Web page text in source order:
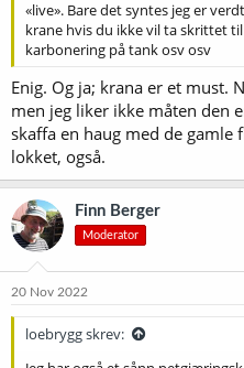
«live». Bare det syntes jeg er
krane hvis du ikke vil ta skrittet
karbonering på tank osv osv
Enig. Og ja; krana er et must.
men jeg liker ikke måten den
skaffa en haug med de
lokket, også.
Finn Berger
Moderator
20 Nov 2022
loebrygg skrev: